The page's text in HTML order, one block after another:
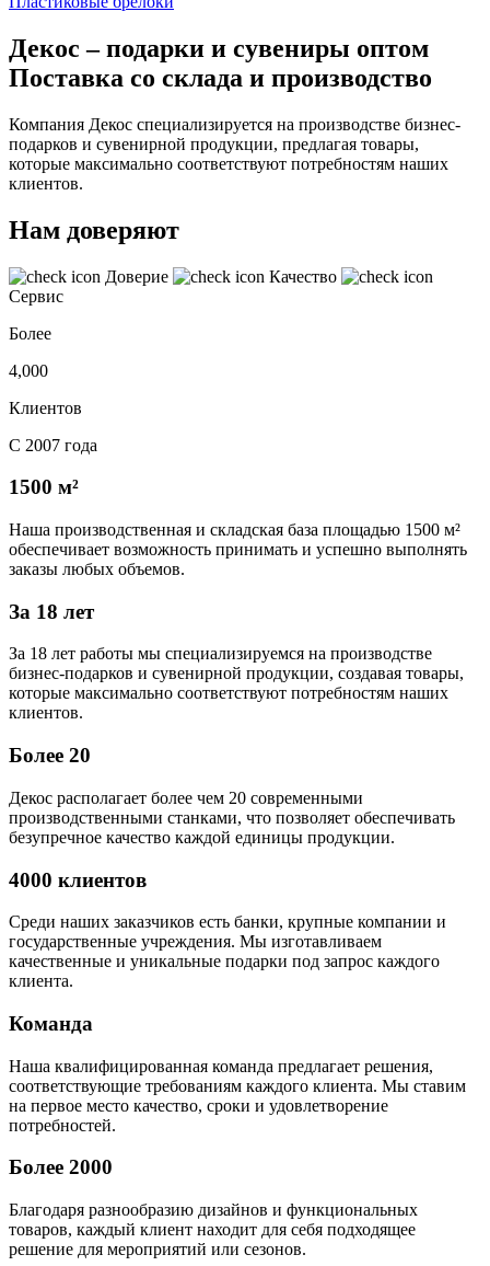
Декос – подарки и сувениры оптом
Поставка со склада и производство
Компания Декос специализируется на производстве бизнес-
подарков и сувенирной продукции, предлагая товары,
которые максимально соответствуют потребностям наших
клиентов.
Нам доверяют
Доверие
Качество
Сервис
Более
4,000
Клиентов
С 2007 года
1500 м²
Наша производственная и складская база площадью 1500 м²
обеспечивает возможность принимать и успешно выполнять
заказы любых объемов.
За 18 лет
За 18 лет работы мы специализируемся на производстве
бизнес-подарков и сувенирной продукции, создавая товары,
которые максимально соответствуют потребностям наших
клиентов.
Более 20
Декос располагает более чем 20 современными
производственными станками, что позволяет обеспечивать
безупречное качество каждой единицы продукции.
4000 клиентов
Среди наших заказчиков есть банки, крупные компании и
государственные учреждения. Мы изготавливаем
качественные и уникальные подарки под запрос каждого
клиента.
Команда
Наша квалифицированная команда предлагает решения,
соответствующие требованиям каждого клиента. Мы ставим
на первое место качество, сроки и удовлетворение
потребностей.
Более 2000
Благодаря разнообразию дизайнов и функциональных
товаров, каждый клиент находит для себя подходящее
решение для мероприятий или сезонов.